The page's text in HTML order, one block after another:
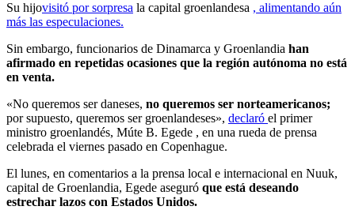
Su hijovisitó por sorpresa la capital groenlandesa , alimentando aún
más las especulaciones.
Sin embargo, funcionarios de Dinamarca y Groenlandia han
afirmado en repetidas ocasiones que la región autónoma no está
en venta.
«No queremos ser daneses, no queremos ser norteamericanos;
por supuesto, queremos ser groenlandeses», declaró el primer
ministro groenlandés, Múte B. Egede , en una rueda de prensa
celebrada el viernes pasado en Copenhague.
El lunes, en comentarios a la prensa local e internacional en Nuuk,
capital de Groenlandia, Egede aseguró que está deseando
estrechar lazos con Estados Unidos.